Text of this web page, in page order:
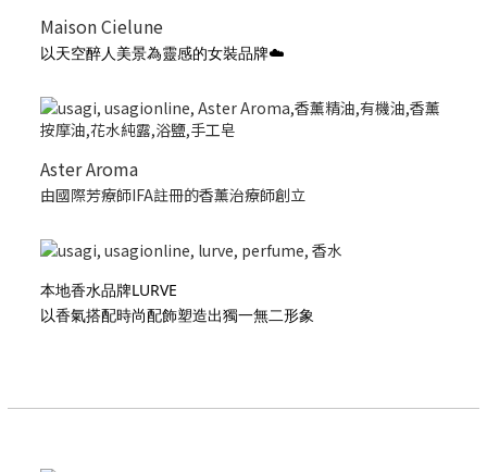
Maison Cielune
以天空醉人美景為靈感的女裝品牌☁️
Aster Aroma
由國際芳療師IFA註冊的香薰治療師創立
本地香水品牌LURVE
以香氣搭配時尚配飾塑造出獨一無二形象